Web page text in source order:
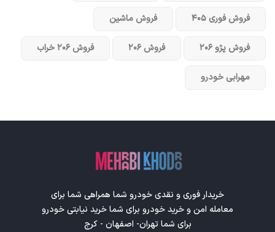
فروش فوری ۴۰۵ فروش ماشین
فروش پژو ۲۰۶ فروش ۲۰۶ فروش ۲۰۶ خراب
مهرابی خودرو
خریدار فوری و نقدی خودرو شما همراهی شما برای
معامله امن و خرید خودرو برای شما خرید نیابتی خودرو
برای شما تهران- اصفهان - کرج